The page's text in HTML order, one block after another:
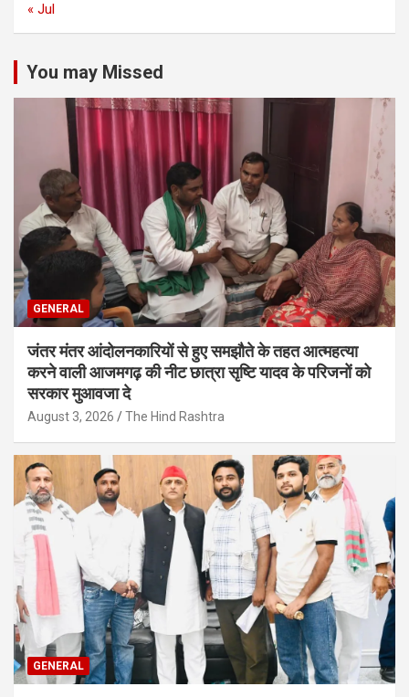
« Jul
You may Missed
GENERAL
जंतर मंतर आंदोलनकारियों से हुए समझौते के तहत आत्महत्या
करने वाली आजमगढ़ की नीट छात्रा सृष्टि यादव के परिजनों को
सरकार मुआवजा दे
August 3, 2026 The Hind Rashtra
GENERAL